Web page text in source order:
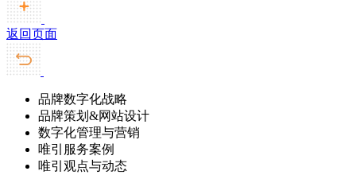
返回页面
品牌数字化战略
品牌策划&网站设计
数字化管理与营销
唯引服务案例
唯引观点与动态